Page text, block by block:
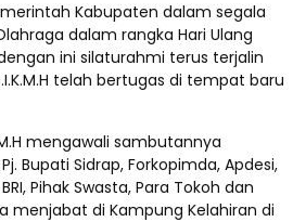
Kabupaten dalam segala
dalam rangka Hari Ulang
ini silaturahmi terus terjalin
telah bertugas di tempat baru
mengawali sambutannya
Bupati Sidrap, Forkopimda, Apdesi,
Pihak Swasta, Para Tokoh dan
menjabat di Kampung Kelahiran di